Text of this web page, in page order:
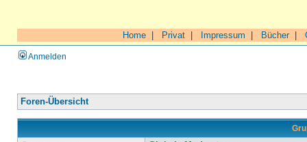
Home Privat Impressum Bücher|
Anmelden
Foren-Übersicht